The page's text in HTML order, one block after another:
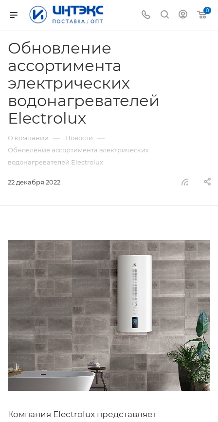
0
Обновление
ассортимента
электрических
водонагревателей
Electrolux
О компании — Новости —
Обновление ассортимента электрических
водонагревателей Electrolux
22 декабря 2022
Компания Electrolux представляет